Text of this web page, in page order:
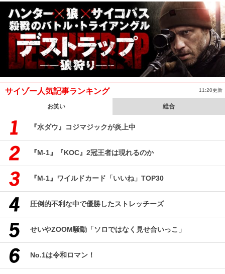
サイゾー人気記事ランキング 11:20更新
お笑い 総合
『水ダウ』コジマジックが炎上中
『M-1』『KOC』2冠王者は現れるのか
『M-1』ワイルドカード「いいね」TOP30
圧倒的不利な中で優勝したストレッチーズ
せいやZOOM騒動「ソロではなく見せ合いっこ」
No.1は令和ロマン！